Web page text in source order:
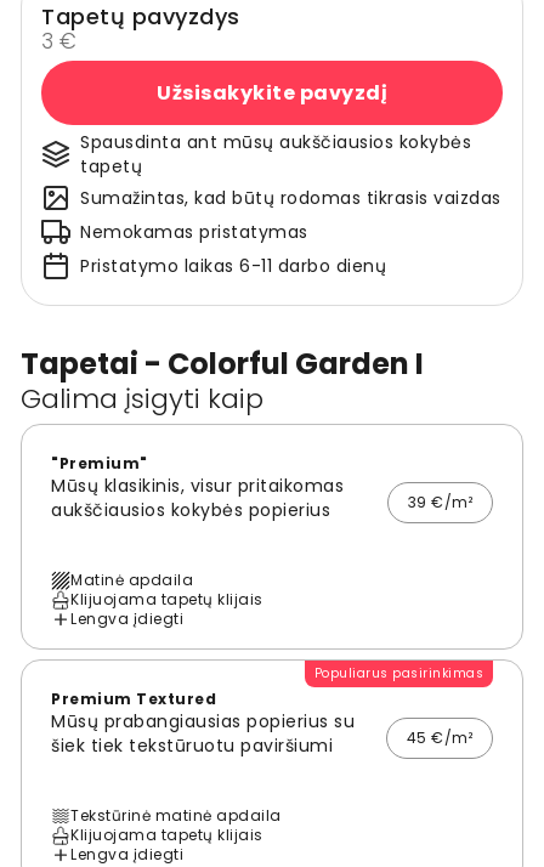
Tapetai - Colorful Garden I
Galima įsigyti kaip
"Premium"
Mūsų klasikinis, visur pritaikomas
aukščiausios kokybės popierius
39 €/m²
Matinė apdaila
Klijuojama tapetų klijais
Lengva įdiegti
Populiarus pasirinkimas
Premium Textured
Mūsų prabangiausias popierius su
šiek tiek tekstūruotu paviršiumi
45 €/m²
Tekstūrinė matinė apdaila
Klijuojama tapetų klijais
Lengva įdiegti
Tapetų pavyzdys
3 €
Užsisakykite pavyzdį
Spausdinta ant mūsų aukščiausios kokybės
tapetų
Sumažintas, kad būtų rodomas tikrasis vaizdas
Nemokamas pristatymas
Pristatymo laikas 6-11 darbo dienų